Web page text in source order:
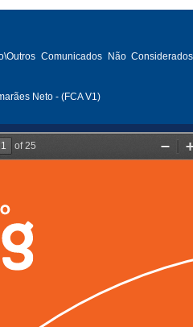
Comunicados Não
Neto - (FCA V1)